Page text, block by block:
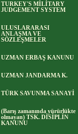
TURKEY'S MİLİTARY
JUDGEMENT SYSTEM
ULUSLARARASI
ANLAŞMA VE
SÖZLEŞMELER
UZMAN ERBAŞ KANUNU
UZMAN JANDARMA K.
TÜRK SAVUNMA SANAYİ
(Barış zamanında yürürlükte
olmayan) TSK. DİSİPLİN
KANUNU